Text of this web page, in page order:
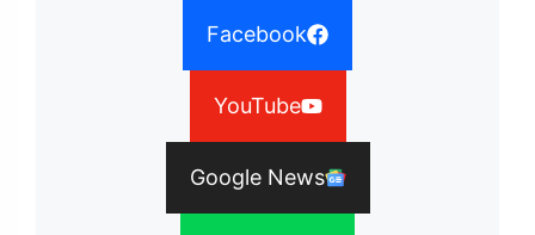
Facebook
YouTube
Google News